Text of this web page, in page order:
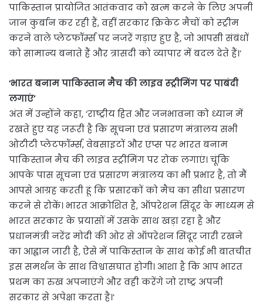
पाकिस्तान प्रायोजित आतंकवाद को खत्म करने के लिए अपनी
जान कुर्बान कर रही हैं, वहीं सरकार क्रिकेट मैचों को स्ट्रीम
करने वाले प्लेटफॉर्म्स पर नजरें गड़ाए हुए है, जो आपसी संबंधों
को सामान्य बनाते हैं और त्रासदी को व्यापार में बदल देते हैं।’
‘भारत बनाम पाकिस्तान मैच की लाइव स्ट्रीमिंग पर पाबंदी
लगाएं’
अंत में उन्होंने कहा, ‘राष्ट्रीय हित और जनभावना को ध्यान में
रखते हुए यह जरूरी है कि सूचना एवं प्रसारण मंत्रालय सभी
ओटीटी प्लेटफॉर्म्स, वेबसाइटों और एप्स पर भारत बनाम
पाकिस्तान मैच की लाइव स्ट्रीमिंग पर रोक लगाएं। चूंकि
आपके पास सूचना एवं प्रसारण मंत्रालय का भी प्रभार है, तो मैं
आपसे आग्रह करती हूं कि प्रसारकों को मैच का सीधा प्रसारण
करने से रोकें। भारत आक्रोशित है, ऑपरेशन सिंदूर के माध्यम से
भारत सरकार के प्रयासों में उसके साथ खड़ा रहा है और
प्रधानमंत्री नरेंद्र मोदी की ओर से ऑपरेशन सिंदूर जारी रखने
का आह्वान जारी है, ऐसे में पाकिस्तान के साथ कोई भी बातचीत
इस समर्थन के साथ विश्वासघात होगी। आशा है कि आप भारत
प्रथम का रुख अपनाएंगे और वही करेंगे जो राष्ट्र अपनी
सरकार से अपेक्षा करता है।’